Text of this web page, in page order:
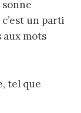
sonne
un parti
mots
tel que